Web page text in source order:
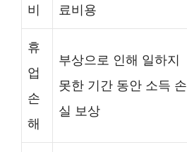
비
료비용
휴
업
손
해
부상으로 인해 일하지
못한 기간 동안 소득 손
실 보상